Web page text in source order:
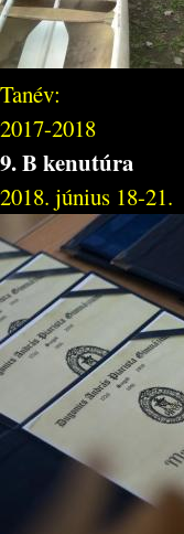
Tanév:
2017-2018
9. B kenutúra
2018. június 18-21.